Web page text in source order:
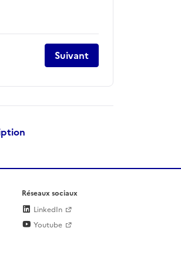
Suivant
Réseaux sociaux
LinkedIn
Youtube